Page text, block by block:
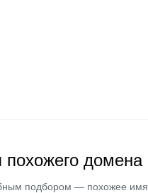
похожего домена
подбором — похожее имя